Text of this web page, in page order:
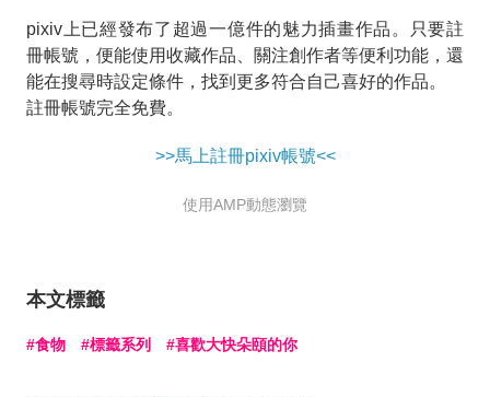
pixiv上已經發布了超過一億件的魅力插畫作品。只要註
冊帳號，便能使用收藏作品、關注創作者等便利功能，還
能在搜尋時設定條件，找到更多符合自己喜好的作品。
註冊帳號完全免費。
>>馬上註冊pixiv帳號<<
使用AMP動態瀏覽
本文標籤
食物 標籤系列 喜歡大快朵頤的你